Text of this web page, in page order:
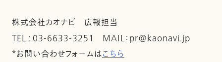
株式会社カオナビ 広報担当
TEL : 03-6633-3251 MAIL：pr@kaonavi.jp
*お問い合わせフォームはこちら